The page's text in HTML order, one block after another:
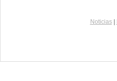
Noticias|